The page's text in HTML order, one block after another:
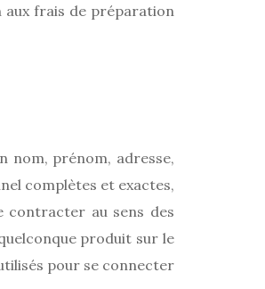
aux frais de préparation
nom, prénom, adresse,
complètes et exactes,
contracter au sens des
produit sur le
pour se connecter